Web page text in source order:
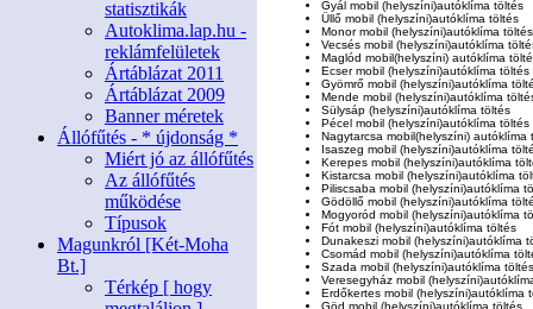
statisztikák
Autoklima.lap.hu -
reklámfelületek
Ártáblázat 2011
Ártáblázat 2009
Banner méretek
Állófűtés - * újdonság *
Miért jó az állófűtés
Az állófűtés
működése
Típusok
Magunkról [Két-Moha
Bt.]
Térkép [ hogy
Gyál mobil (helyszíni)autóklíma töltés
Üllő mobil (helyszíni)autóklíma töltés
Monor mobil (helyszíni)autóklíma töltés
Vecsés mobil (helyszíni)autóklíma
Maglód mobil(helyszíni) autóklíma
Ecser mobil (helyszíni)autóklíma töltés
Gyömrő mobil (helyszíni)autóklíma
Mende mobil (helyszíni)autóklíma
Sülysáp (helyszíni)autóklíma töltés
Pécel mobil (helyszíni)autóklíma töltés
Nagytarcsa mobil(helyszíni) autóklíma
Isaszeg mobil (helyszíni)autóklíma
Kerepes mobil (helyszíni)autóklíma
Kistarcsa mobil (helyszíni)autóklíma
Piliscsaba mobil (helyszíni)autóklíma
Gödöllő mobil (helyszíni)autóklíma
Mogyoród mobil (helyszíni)autóklíma
Fót mobil (helyszíni)autóklíma töltés
Dunakeszi mobil (helyszíni)autóklíma
Csomád mobil (helyszíni)autóklíma
Szada mobil (helyszíni)autóklíma töltés
Veresegyház mobil (helyszíni)
Erdőkertes mobil (helyszíni)autóklíma
Göd mobil (helyszíni)autóklíma töltés